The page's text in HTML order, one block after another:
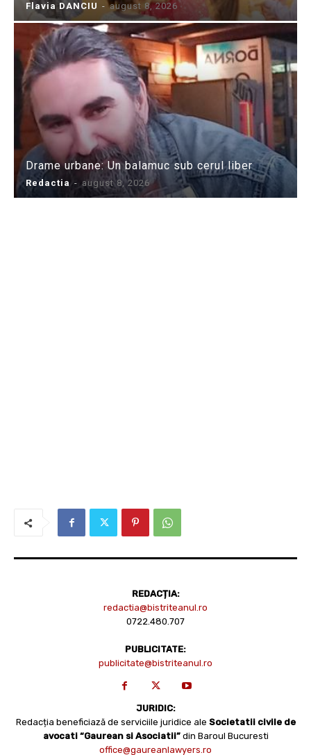
Flavia DANCIU - august 8, 2026
Drame urbane: Un balamuc sub cerul liber
Redactia - august 8, 2026
REDACȚIA:
redactia@bistriteanul.ro
0722.480.707
PUBLICITATE:
publicitate@bistriteanul.ro
JURIDIC:
Redacția beneficiază de serviciile juridice ale Societatii civile de
avocati “Gaurean si Asociatii” din Baroul Bucuresti
office@gaureanlawyers.ro